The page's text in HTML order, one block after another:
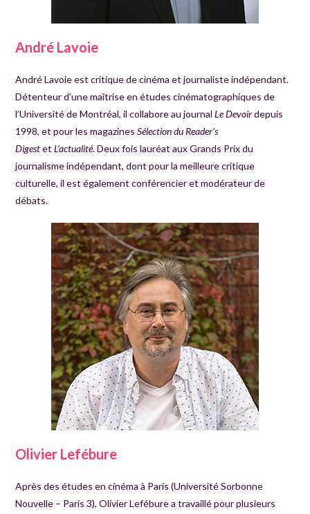
André Lavoie
André Lavoie est critique de cinéma et journaliste indépendant.
Détenteur d’une maîtrise en études cinématographiques de
l’Université de Montréal, il collabore au journalLe Devoirdepuis
1998, et pour les magazinesSélection du Reader’s
DigestetL’actualité. Deux fois lauréat aux Grands Prix du
journalisme indépendant, dont pour la meilleure critique
culturelle, il est également conférencier et modérateur de
débats.
Olivier Lefébure
Après des études en cinéma à Paris (Université Sorbonne
Nouvelle – Paris 3), Olivier Lefébure a travaillé pour plusieurs